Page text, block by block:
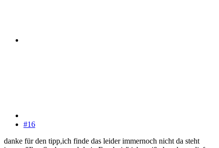
#16
danke für den tipp,ich finde das leider immernoch nicht da steht